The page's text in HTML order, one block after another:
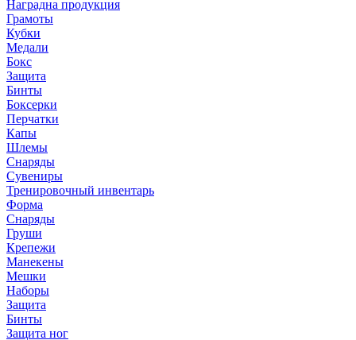
Наградна продукция
Грамоты
Кубки
Медали
Бокс
Защита
Бинты
Боксерки
Перчатки
Капы
Шлемы
Снаряды
Сувениры
Тренировочный инвентарь
Форма
Снаряды
Груши
Крепежи
Манекены
Мешки
Наборы
Защита
Бинты
Защита ног